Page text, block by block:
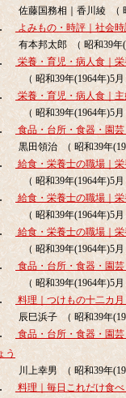
佐藤国務相｜香川綾 （
よみもの・時評｜社会
有本邦太郎 （ 昭和39年
栄養・育児・病人食｜
（ 昭和39年(1964年)5月
栄養・育児・病人食｜
（ 昭和39年(1964年)5月
食品・台所・食器・園芸
黒田領治 （ 昭和39年
給食・栄養士の職場｜
（ 昭和39年(1964年)5月
給食・栄養士の職場｜
（ 昭和39年(1964年)5月
給食・栄養士の職場｜
（ 昭和39年(1964年)5月
食品・台所・食器・園
（ 昭和39年(1964年)5月
料理｜つけもの十二カ
辰巳浜子 （ 昭和39年
食品・台所・食器・園
う
川上幸男 （ 昭和39年
料理｜毎日これだけ食